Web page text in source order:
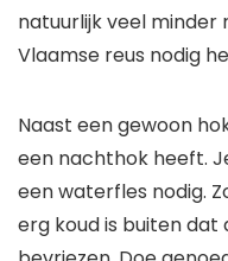
natuurlijk veel minder
Vlaamse reus nodig
Naast een gewoon
een nachthok heeft.
een waterfles nodig.
erg koud is buiten